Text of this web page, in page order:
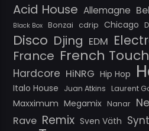
Acid House Allemagne
Black Box Bonzai cdrip Chicago
Disco Djing EDM
France French Touch
Hardcore HiNRG Hip Hop
Italo House Juan Atkins Laurent
Maxximum Megamix Nanar
Rave Remix Sven Väth